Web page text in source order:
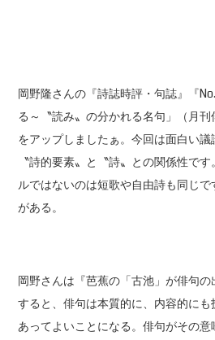
岡野隆さんの『詩誌時評・句誌』『
る～〝読み〟の分かれる名句」（月刊
をアップしましたぁ。今回は面白い
〝詩的要素〟と〝詩〟との関係性で
ルではないのは短歌や自由詩も同じ
がある。
岡野さんは『芭蕉の「古池」が俳句
すると、俳句は本質的に、内容的に
あってよいことになる。俳句がその